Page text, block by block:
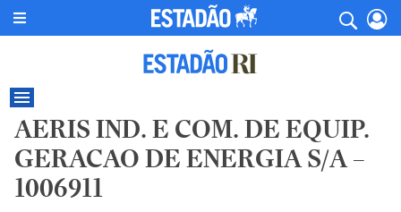
AERIS IND. E COM. DE EQUIP.
GERACAO DE ENERGIA S/A –
1006911